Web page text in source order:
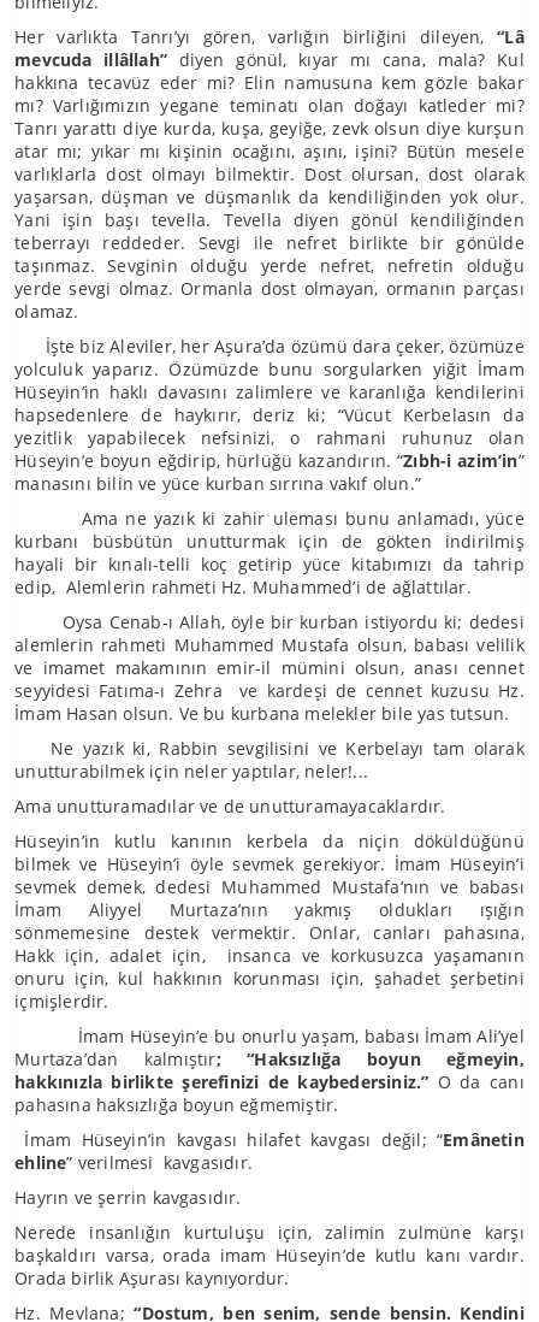
Her varlıkta Tanrı’yı gören, varlığın birliğini dileyen,“Lâ
mevcuda illâllah” diyen gönül, kıyar mı cana, mala? Kul
hakkına tecavüz eder mi? Elin namusuna kem gözle bakar
mı? Varlığımızın yegane teminatı olan doğayı katleder mi?
Tanrı yarattı diye kurda, kuşa, geyiğe, zevk olsun diye kurşun
atar mı; yıkar mı kişinin ocağını, aşını, işini? Bütün mesele
varlıklarla dost olmayı bilmektir. Dost olursan, dost olarak
yaşarsan, düşman ve düşmanlık da kendiliğinden yok olur.
Yani işin başı tevella. Tevella diyen gönül kendiliğinden
teberrayı reddeder. Sevgi ile nefret birlikte bir gönülde
taşınmaz. Sevginin olduğu yerde nefret, nefretin olduğu
yerde sevgi olmaz. Ormanla dost olmayan, ormanın parçası
olamaz.
İşte biz Aleviler, her Aşura’da özümü dara çeker, özümüze
yolculuk yaparız. Özümüzde bunu sorgularken yiğit İmam
Hüseyin’in haklı davasını zalimlere ve karanlığa kendilerini
hapsedenlere de haykırır, deriz ki; “Vücut Kerbelasın da
yezitlik yapabilecek nefsinizi, o rahmani ruhunuz olan
Hüseyin’e boyun eğdirip, hürlüğü kazandırın. “Zıbh-i azim’in”
manasını bilin ve yüce kurban sırrına vakıf olun.”
Ama ne yazık ki zahir uleması bunu anlamadı, yüce
kurbanı büsbütün unutturmak için de gökten indirilmiş
hayali bir kınalı-telli koç getirip yüce kitabımızı da tahrip
edip, Alemlerin rahmeti Hz. Muhammed’i de ağlattılar.
Oysa Cenab-ı Allah, öyle bir kurban istiyordu ki; dedesi
alemlerin rahmeti Muhammed Mustafa olsun, babası velilik
ve imamet makamının emir-il mümini olsun, anası cennet
seyyidesi Fatıma-ı Zehra ve kardeşi de cennet kuzusu Hz.
İmam Hasan olsun. Ve bu kurbana melekler bile yas tutsun.
Ne yazık ki, Rabbin sevgilisini ve Kerbelayı tam olarak
unutturabilmek için neler yaptılar, neler!...
Ama unutturamadılar ve de unutturamayacaklardır.
Hüseyin’in kutlu kanının kerbela da niçin döküldüğünü
bilmek ve Hüseyin’i öyle sevmek gerekiyor. İmam Hüseyin’i
sevmek demek, dedesi Muhammed Mustafa’nın ve babası
İmam Aliyyel Murtaza’nın yakmış oldukları ışığın
sönmemesine destek vermektir. Onlar, canları pahasına,
Hakk için, adalet için, insanca ve korkusuzca yaşamanın
onuru için, kul hakkının korunması için, şahadet şerbetini
içmişlerdir.
İmam Hüseyin’e bu onurlu yaşam, babası İmam Ali’yel
Murtaza’dan kalmıştır; “Haksızlığa boyun eğmeyin,
hakkınızla birlikte şerefinizi de kaybedersiniz.” O da canı
pahasına haksızlığa boyun eğmemiştir.
İmam Hüseyin’in kavgası hilafet kavgası değil; “Emânetin
ehline” verilmesi kavgasıdır.
Hayrın ve şerrin kavgasıdır.
Nerede insanlığın kurtuluşu için, zalimin zulmüne karşı
başkaldırı varsa, orada imam Hüseyin’de kutlu kanı vardır.
Orada birlik Aşurası kaynıyordur.
Hz. Mevlana;“Dostum, ben senim, sende bensin. Kendini